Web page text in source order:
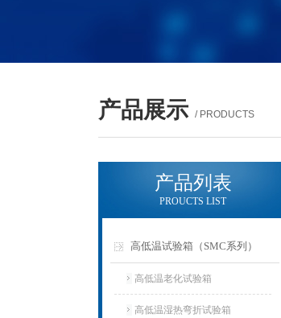
产品展示 / PRODUCTS
产品列表
PROUCTS LIST
高低温试验箱（SMC系列）
高低温老化试验箱
高低温湿热弯折试验箱